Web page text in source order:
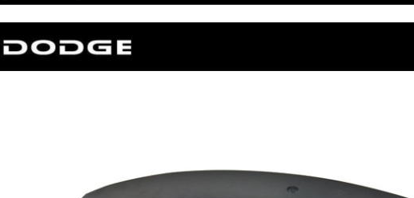
ョン・
ハイリフト_サス・ロワード_サス・エア_サスペンション・エアサス・
コイル_スプリング・リーフ_スプリング・ローサス・レベリング・イン
ジープ_グランドチェロキー_サスペンション_パーツ・ジープ_チェロキー_サスペンショ